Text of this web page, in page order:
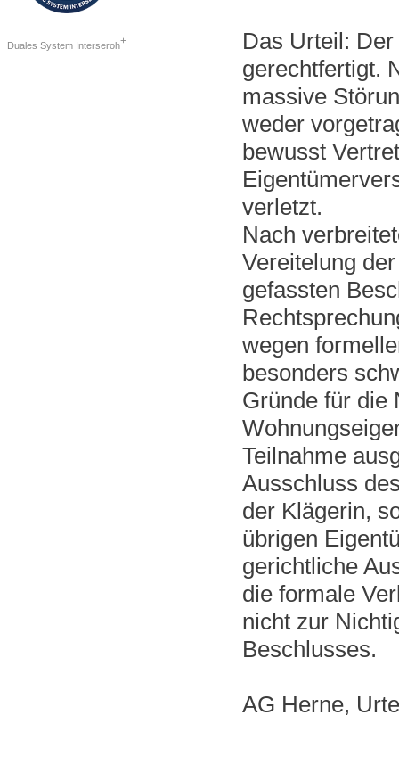
Duales System Interseroh+
Das Urteil:
gerechtfertigt.
massive
weder
bewusst
verletzt.
Nach
Vereitelung
gefassten
wegen
besonders
Gründe für die
Teilnahme
Ausschluss
der Klägerin,
übrigen
gerichtliche
die formale
nicht zur
Beschlusses.
AG Herne,